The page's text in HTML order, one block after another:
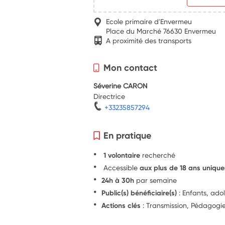
Ecole primaire d'Envermeu
Place du Marché 76630 Envermeu
A proximité des transports
Mon contact
Séverine CARON
Directrice
+33235857294
En pratique
1 volontaire recherché
Accessibleaux plus de 18 ans
24h à 30h par semaine
Public(s) bénéficiaire(s) : Enfants,
Actions clés : Transmission,